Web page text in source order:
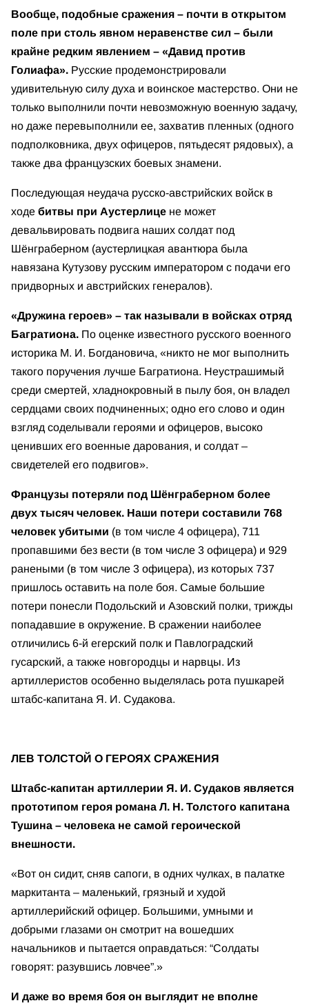
Вообще, подобные сражения – почти в открытом
поле при столь явном неравенстве сил – были
крайне редким явлением – «Давид против
Голиафа». Русские продемонстрировали
удивительную силу духа и воинское мастерство. Они не
только выполнили почти невозможную военную задачу,
но даже перевыполнили ее, захватив пленных (одного
подполковника, двух офицеров, пятьдесят рядовых), а
также два французских боевых знамени.
Последующая неудача русско-австрийских войск в
ходе битвы при Аустерлице не может
девальвировать подвига наших солдат под
Шёнграберном (аустерлицкая авантюра была
навязана Кутузову русским императором с подачи его
придворных и австрийских генералов).
«Дружина героев» – так называли в войсках отряд
Багратиона. По оценке известного русского военного
историка М. И. Богдановича, «никто не мог выполнить
такого поручения лучше Багратиона. Неустрашимый
среди смертей, хладнокровный в пылу боя, он владел
сердцами своих подчиненных; одно его слово и один
взгляд соделывали героями и офицеров, высоко
ценивших его военные дарования, и солдат –
свидетелей его подвигов».
Французы потеряли под Шёнграберном более
двух тысяч человек. Наши потери составили 768
человек убитыми (в том числе 4 офицера), 711
пропавшими без вести (в том числе 3 офицера) и 929
ранеными (в том числе 3 офицера), из которых 737
пришлось оставить на поле боя. Самые большие
потери понесли Подольский и Азовский полки, трижды
попадавшие в окружение. В сражении наиболее
отличились 6-й егерский полк и Павлоградский
гусарский, а также новгородцы и нарвцы. Из
артиллеристов особенно выделялась рота пушкарей
штабс-капитана Я. И. Судакова.
ЛЕВ ТОЛСТОЙ О ГЕРОЯХ СРАЖЕНИЯ
Штабс-капитан артиллерии Я. И. Судаков является
прототипом героя романа Л. Н. Толстого капитана
Тушина – человека не самой героической
внешности.
«Вот он сидит, сняв сапоги, в одних чулках, в палатке
маркитанта – маленький, грязный и худой
артиллерийский офицер. Большими, умными и
добрыми глазами он смотрит на вошедших
начальников и пытается оправдаться: “Солдаты
говорят: разувшись ловчее”.»
И даже во время боя он выглядит не вполне